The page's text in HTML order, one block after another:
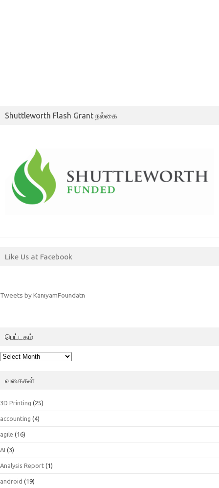
Shuttleworth Flash Grant நல்கை
Like Us at Facebook
Tweets by KaniyamFoundatn
பெட்டகம்
பெட்டகம்
வகைகள்
3D Printing (25)
accounting (4)
agile (16)
AI (3)
Analysis Report (1)
android (19)